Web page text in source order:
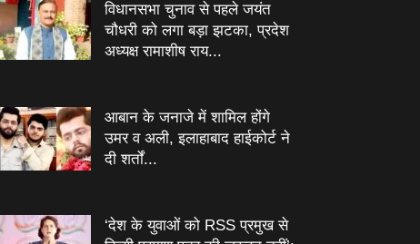
विधानसभा चुनाव से पहले जयंत
चौधरी को लगा बड़ा झटका, प्रदेश
अध्यक्ष रामाशीष राय...
आबान के जनाजे में शामिल होंगे
उमर व अली, इलाहाबाद हाईकोर्ट ने
दी शर्तों...
‘देश के युवाओं को RSS प्रमुख से